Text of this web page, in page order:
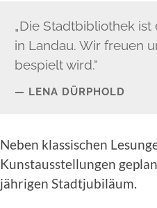
„Die Stadtbibliothek
in Landau. Wir freuen
bespielt wird.“
LENA DÜRPHOLD
Neben klassischen
Kunstausstellungen
jährigen Stadtjubiläum.